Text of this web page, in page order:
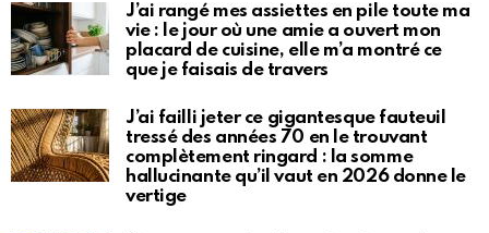
J’ai rangé mes assiettes en pile toute ma
vie : le jour où une amie a ouvert mon
placard de cuisine, elle m’a montré ce
que je faisais de travers
J’ai failli jeter ce gigantesque fauteuil
tressé des années 70 en le trouvant
complètement ringard : la somme
hallucinante qu’il vaut en 2026 donne le
vertige